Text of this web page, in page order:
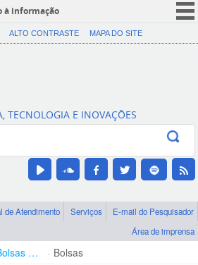
à informação
CORONAVÍRUS (COVID-19)
Canais
ALTO CONTRASTE MAPA DO SITE
TECNOLOGIA E INOVAÇÕES
de Atendimento Serviços
E-mail do Pesquisador
Área de imprensa
Bolsas e Auxílios Vigentes Bolsas